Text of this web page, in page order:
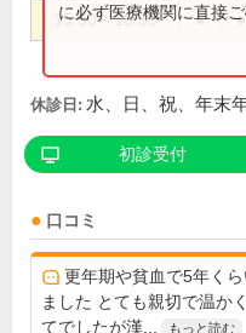
15:00～18:30 ● ●
に必ず医療機関に直接ご
休診日: 水、日、祝、年末
初診受付
口コミ
更年期や貧血で5年く
ました とても親切で温か
てでしたが漢...
もっと読む